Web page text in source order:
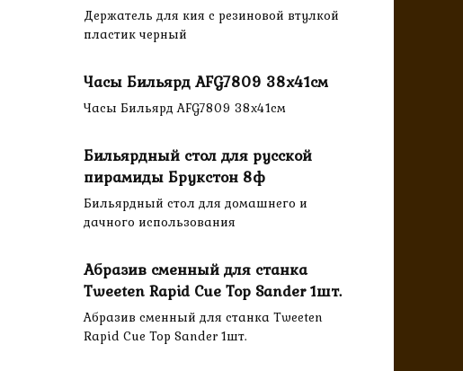
Держатель для кия с резиновой втулкой
пластик черный
Часы Бильярд AFG7809 38х41см
Часы Бильярд AFG7809 38х41см
Бильярдный стол для русской
пирамиды Брукстон 8ф
Бильярдный стол для домашнего и
дачного использования
Абразив сменный для станка
Tweeten Rapid Cue Top Sander 1шт.
Абразив сменный для станка Tweeten
Rapid Cue Top Sander 1шт.